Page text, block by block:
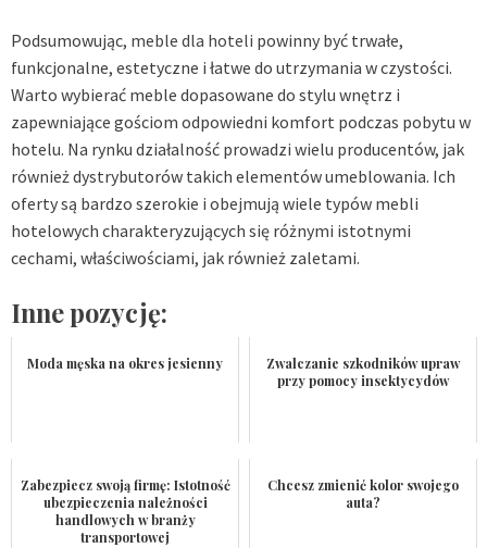
Podsumowując, meble dla hoteli powinny być trwałe,
funkcjonalne, estetyczne i łatwe do utrzymania w czystości.
Warto wybierać meble dopasowane do stylu wnętrz i
zapewniające gościom odpowiedni komfort podczas pobytu w
hotelu. Na rynku działalność prowadzi wielu producentów, jak
również dystrybutorów takich elementów umeblowania. Ich
oferty są bardzo szerokie i obejmują wiele typów mebli
hotelowych charakteryzujących się różnymi istotnymi
cechami, właściwościami, jak również zaletami.
Inne pozycję:
Moda męska na okres jesienny
Zwalczanie szkodników upraw
przy pomocy insektycydów
Zabezpiecz swoją firmę: Istotność
ubezpieczenia należności
handlowych w branży
transportowej
Chcesz zmienić kolor swojego
auta?